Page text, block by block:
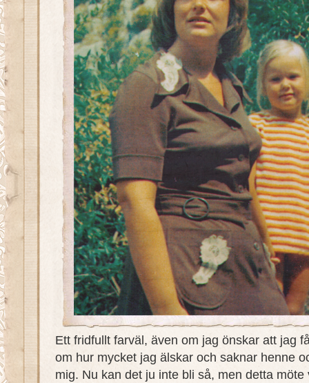
Ett fridfullt farväl, även om jag önskar att jag
om hur mycket jag älskar och saknar henne
mig. Nu kan det ju inte bli så, men detta möte